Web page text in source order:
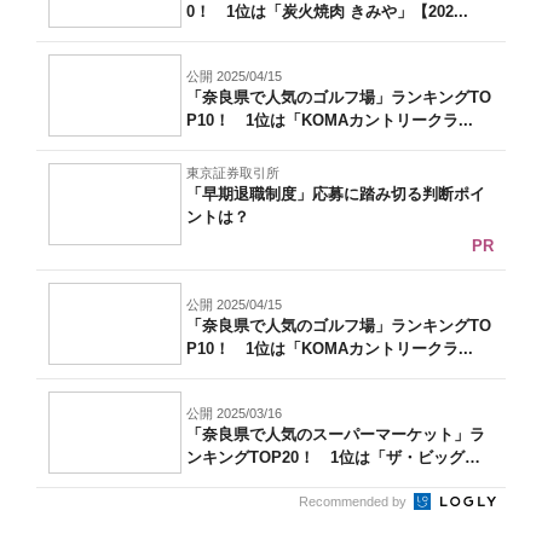
0！ 1位は「炭火焼肉 きみや」【202...
公開 2025/04/15
「奈良県で人気のゴルフ場」ランキングTO
P10！ 1位は「KOMAカントリークラ...
東京証券取引所
「早期退職制度」応募に踏み切る判断ポイ
ントは？
PR
公開 2025/04/15
「奈良県で人気のゴルフ場」ランキングTO
P10！ 1位は「KOMAカントリークラ...
公開 2025/03/16
「奈良県で人気のスーパーマーケット」ラ
ンキングTOP20！ 1位は「ザ・ビッグ
Recommended by